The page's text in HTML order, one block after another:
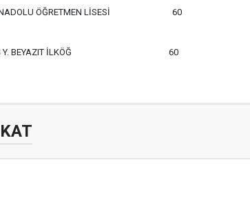
ÖĞRETMEN LİSESİ 60
Y. BEYAZIT İLKÖĞ 60